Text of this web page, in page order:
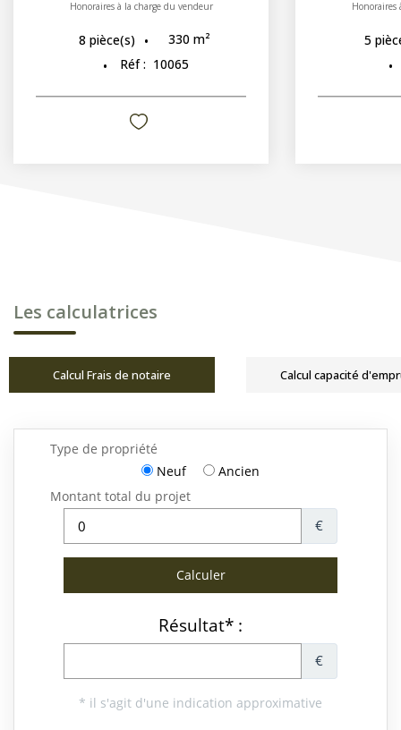
Honoraires à la charge du vendeur
8 pièce(s) 330 m²
Réf : 10065
Honoraires
5
Les calculatrices
Calcul Frais de notaire Calcul capacité